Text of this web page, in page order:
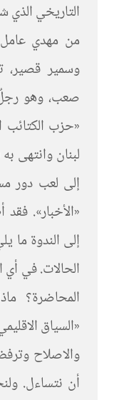
التاريخي الذي
من مهدي
وسمير قصير،
صعب، وهو
«حزب الكتائب
لبنان
إلى لعب دور
«الأخبار».
إلى الندوة ما
الحالات. في
المحاضرة؟
«السياق
والاصلاح
أن نتساءل.